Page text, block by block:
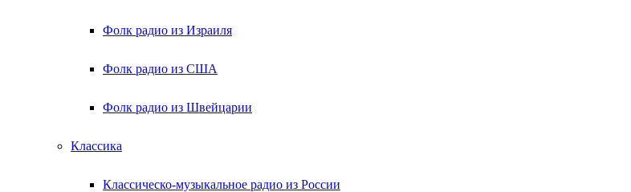
Фолк радио из Израиля
Фолк радио из США
Фолк радио из Швейцарии
Классика
Классическо-музыкальное радио из России